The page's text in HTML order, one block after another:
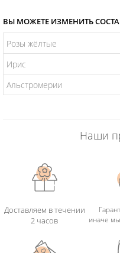
ВЫ МОЖЕТЕ ИЗМЕНИТЬ
Розы жёлтые
Ирис
Альстромерии
Наши
Доставляем в течении
2 часов
иначе